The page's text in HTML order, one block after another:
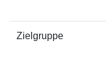
Zielgruppe